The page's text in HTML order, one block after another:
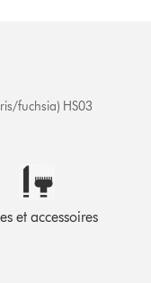
fuchsia) HS03
et accessoires